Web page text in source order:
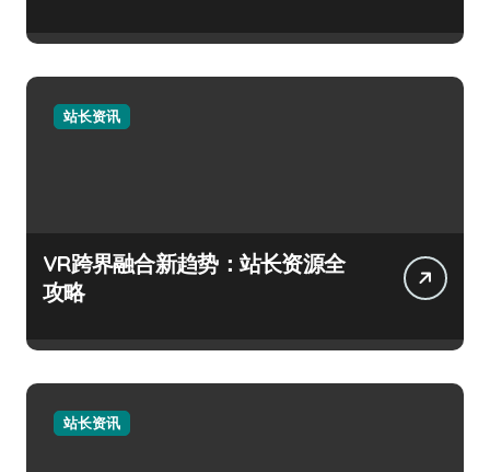
站长资讯
VR跨界融合新趋势：站长资源全
攻略
站长资讯